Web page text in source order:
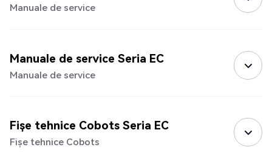
Manuale de service
Manuale de service Seria EC
Manuale de service
Fișe tehnice Cobots Seria EC
Fișe tehnice Cobots